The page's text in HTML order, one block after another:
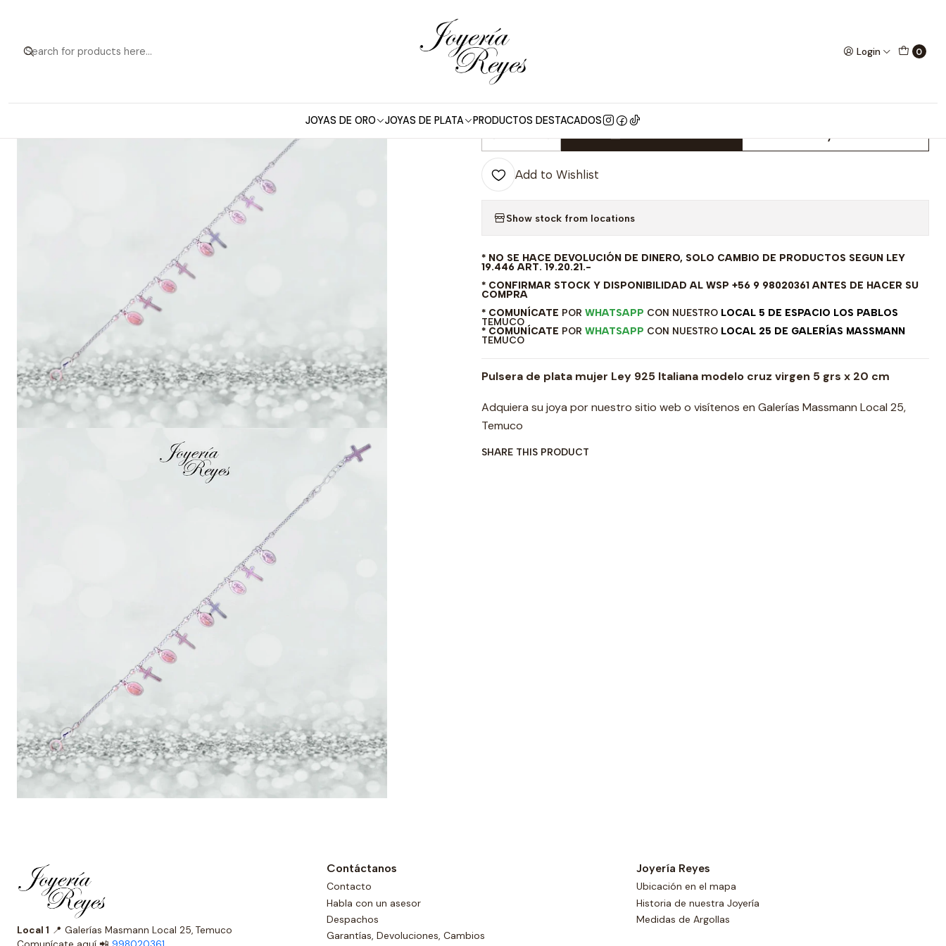
Login 0
JOYAS DE ORO JOYAS DE PLATA PRODUCTOS DESTACADOS
|
Pulsera de plata mujer Ley 925 Italiana
modelo cruz virgen 5 grs x 20 cm
Quantity
Add to Wishlist
Show stock from locations
* NO SE HACE DEVOLUCIÓN DE DINERO, SOLO CAMBIO DE PRODUCTOS SEGUN LEY
19.446 ART. 19.20.21.-
* CONFIRMAR STOCK Y DISPONIBILIDAD AL WSP +56 9 98020361 ANTES DE HACER SU
COMPRA
* COMUNÍCATE POR WHATSAPP CON NUESTRO LOCAL 5 DE ESPACIO LOS PABLOS
TEMUCO
* COMUNÍCATE POR WHATSAPP CON NUESTRO LOCAL 25 DE GALERÍAS MASSMANN
TEMUCO
Pulsera de plata mujer Ley 925 Italiana modelo cruz virgen 5 grs x 20 cm
Adquiera su joya por nuestro sitio web o visítenos en Galerías Massmann Local 25,
Temuco
SHARE THIS PRODUCT
Local 1 📍 Galerías Masmann Local 25, Temuco
Contáctanos
Contacto
Habla con un asesor
Despachos
Garantías, Devoluciones, Cambios
Joyería Reyes
Ubicación en el mapa
Historia de nuestra Joyería
Medidas de Argollas